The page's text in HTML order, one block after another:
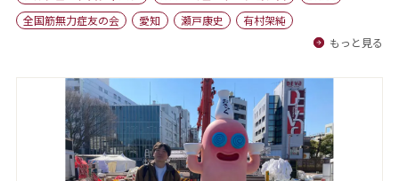
会社概要
全国筋無力症友の会
愛知 瀬戸康史
有村架純
もっと見る